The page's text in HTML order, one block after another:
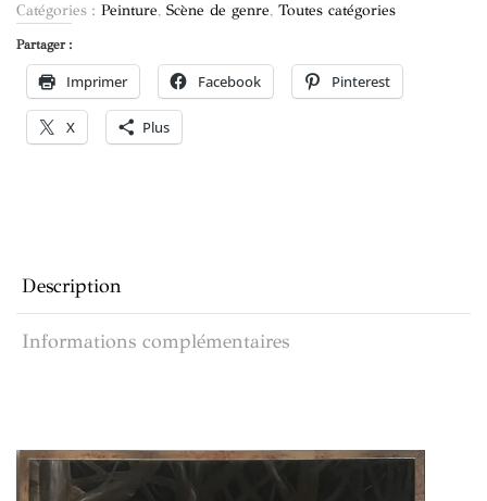
Catégories : Peinture, Scène de genre, Toutes catégories
Partager :
Imprimer Facebook Pinterest
X Plus
Description
Informations complémentaires